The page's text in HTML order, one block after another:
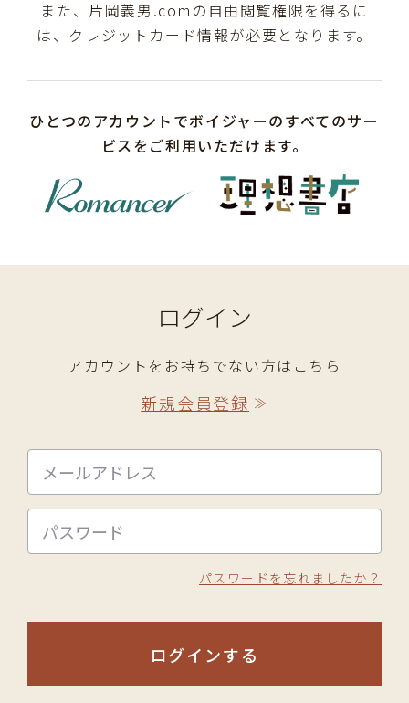
また、片岡義男.comの自由閲覧権限を得るに
は、クレジットカード情報が必要となります。
ひとつのアカウントでボイジャーのすべてのサー
ビスをご利用いただけます。
ログイン
アカウントをお持ちでない方はこちら
新規会員登録 ≫
パスワードを忘れましたか？
ログインする